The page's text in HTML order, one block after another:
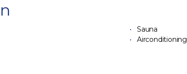
Sauna
Airconditioning